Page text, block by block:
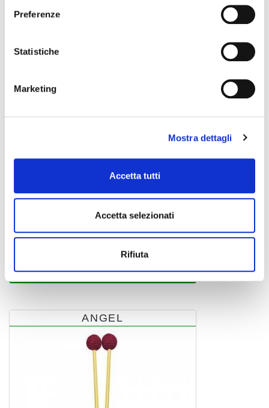
Preferenze
Statistiche
Marketing
Mostra dettagli
Accetta tutti
Accetta selezionati
Rifiuta
5,00 €
ANGEL